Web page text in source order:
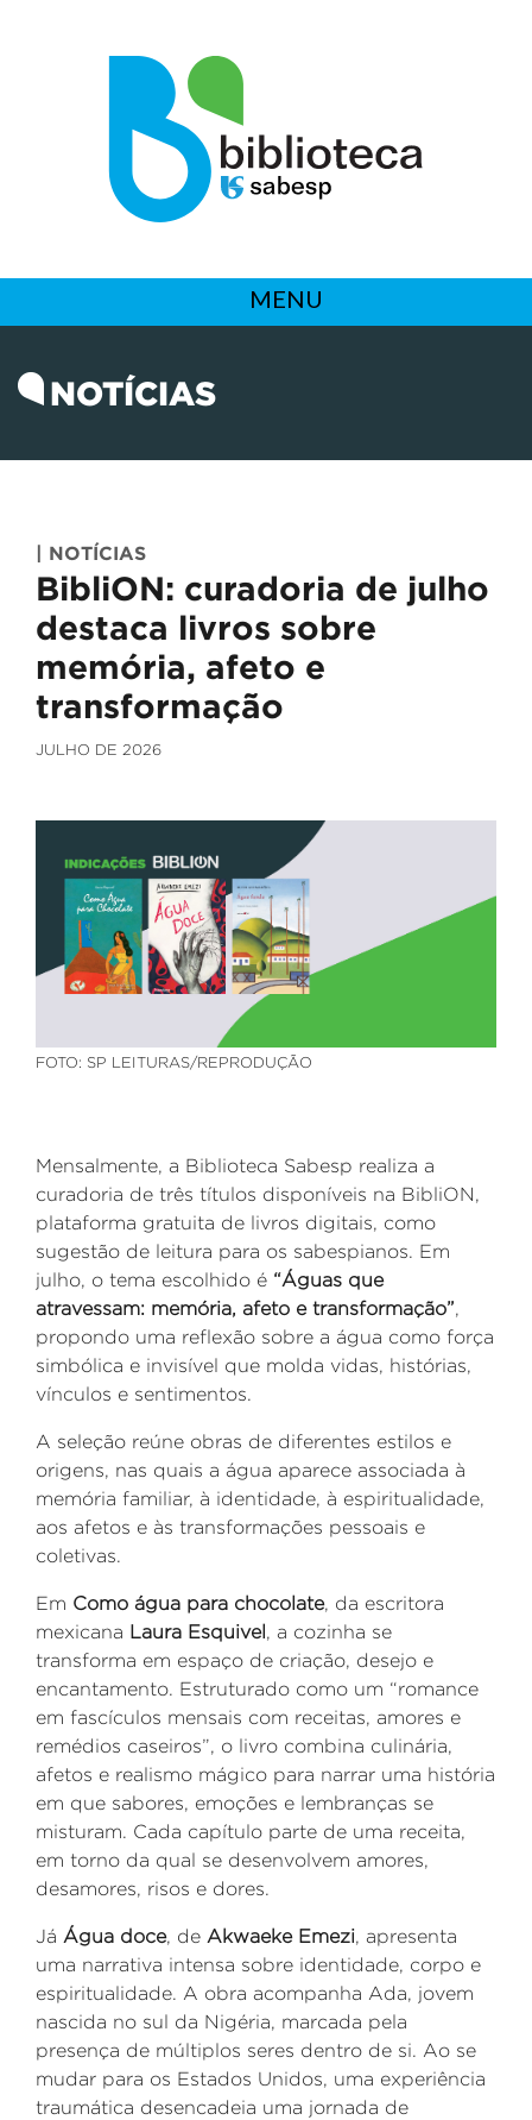
MENU
NOTÍCIAS
| NOTÍCIAS
BibliON: curadoria de julho
destaca livros sobre
memória, afeto e
transformação
JULHO DE 2026
FOTO: SP LEITURAS/REPRODUÇÃO
Mensalmente, a Biblioteca Sabesp realiza a
curadoria de três títulos disponíveis na BibliON,
plataforma gratuita de livros digitais, como
sugestão de leitura para os sabespianos. Em
julho, o tema escolhido é “Águas que
atravessam: memória, afeto e transformação”,
propondo uma reflexão sobre a água como força
simbólica e invisível que molda vidas, histórias,
vínculos e sentimentos.
A seleção reúne obras de diferentes estilos e
origens, nas quais a água aparece associada à
memória familiar, à identidade, à espiritualidade,
aos afetos e às transformações pessoais e
coletivas.
Em Como água para chocolate, da escritora
mexicana Laura Esquivel , a cozinha se
transforma em espaço de criação, desejo e
encantamento. Estruturado como um “romance
em fascículos mensais com receitas, amores e
remédios caseiros”, o livro combina culinária,
afetos e realismo mágico para narrar uma história
em que sabores, emoções e lembranças se
misturam. Cada capítulo parte de uma receita,
em torno da qual se desenvolvem amores,
desamores, risos e dores.
Já Água doce, de Akwaeke Emezi, apresenta
uma narrativa intensa sobre identidade, corpo e
espiritualidade. A obra acompanha Ada, jovem
nascida no sul da Nigéria, marcada pela
presença de múltiplos seres dentro de si. Ao se
mudar para os Estados Unidos, uma experiência
traumática desencadeia uma jornada de